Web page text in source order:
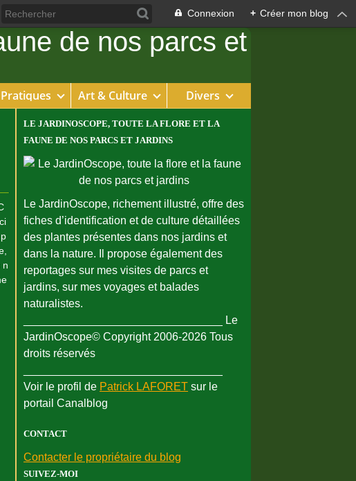
Connexion + Créer mon blog
Art & Culture Divers
n
LE JARDINOSCOPE, TOUTE LA FLORE ET LA
FAUNE DE NOS PARCS ET JARDINS
Le JardinOscope, richement illustré, offre des
fiches d’identification et de culture détaillées
des plantes présentes dans nos jardins et
dans la nature. Il propose également des
reportages sur mes visites de parcs et
jardins, sur mes voyages et balades
naturalistes.
________________________________ Le
JardinOscope© Copyright 2006-2026 Tous
droits réservés
Voir le profil de Patrick LAFORET sur le
portail Canalblog
CONTACT
Contacter le propriétaire du blog
SUIVEZ-MOI